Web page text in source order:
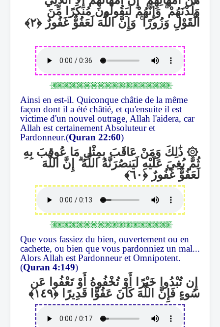
وَلَدْنَهُمْۚوَإِنَّهُمْ لَيَقُولُونَ مُنكَرًا مِّنَ
الْقَوْلِ وَزُورًاۚوَإِنَّ اللَّهَ لَعَفُوٌّ غَفُورٌ
Ainsi en est-il. Quiconque châtie de la même
façon dont il a été châtié, et qu'ensuite il est
victime d'un nouvel outrage, Allah l'aidera, car
Allah est certainement Absoluteur et
Pardonneur.(Quran 22:60)
۞ ذَٰلِكَ وَمَنْ عَاقَبَ بِمِثْلِ مَا عُوقِبَ بِهِ
ثُمَّ بُغِيَ عَلَيْهِ لَيَنصُرَنَّهُ اللَّهُۗ إِنَّ اللَّهَ
لَعَفُوٌّ غَفُورٌ
Que vous fassiez du bien, ouvertement ou en
cachette, ou bien que vous pardonniez un mal...
Alors Allah est Pardonneur et Omnipotent.
(Quran 4:149)
إِن تُبْدُوا خَيْرًا أَوْ تُخْفُوهُ أَوْ تَعْفُوا عَن
سُوءٍ فَإِنَّ اللَّهَ كَانَ عَفُوًّا قَدِيرًا